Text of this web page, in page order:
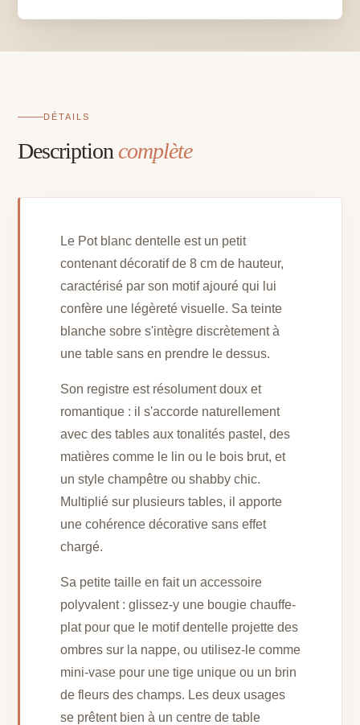
H
DÉTAILS
Description complète
Le Pot blanc dentelle est un petit
contenant décoratif de 8 cm de hauteur,
caractérisé par son motif ajouré qui lui
confère une légèreté visuelle. Sa teinte
blanche sobre s'intègre discrètement à
une table sans en prendre le dessus.
Son registre est résolument doux et
romantique : il s'accorde naturellement
avec des tables aux tonalités pastel, des
matières comme le lin ou le bois brut, et
un style champêtre ou shabby chic.
Multiplié sur plusieurs tables, il apporte
une cohérence décorative sans effet
chargé.
Sa petite taille en fait un accessoire
polyvalent : glissez-y une bougie chauffe-
plat pour que le motif dentelle projette des
ombres sur la nappe, ou utilisez-le comme
mini-vase pour une tige unique ou un brin
de fleurs des champs. Les deux usages
se prêtent bien à un centre de table